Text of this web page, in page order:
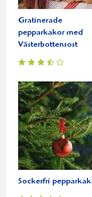
Gratinerade
pepparkakor med
Västerbottensost
Sockerfri